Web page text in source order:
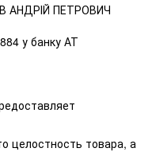
АНДРІЙ ПЕТРОВИЧ
у банку АТ
целостность товара, а